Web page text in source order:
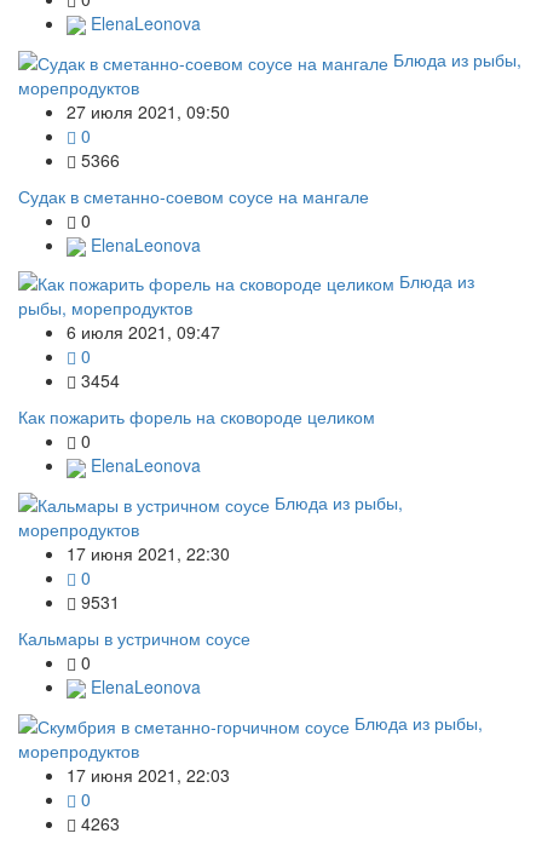
ElenaLeonova
Блюда из рыбы,
морепродуктов
27 июля 2021, 09:50
0
5366
Судак в сметанно-соевом соусе на мангале
0
ElenaLeonova
Блюда из
рыбы, морепродуктов
6 июля 2021, 09:47
0
3454
Как пожарить форель на сковороде целиком
0
ElenaLeonova
Блюда из рыбы,
морепродуктов
17 июня 2021, 22:30
0
9531
Кальмары в устричном соусе
0
ElenaLeonova
Блюда из рыбы,
морепродуктов
17 июня 2021, 22:03
0
4263